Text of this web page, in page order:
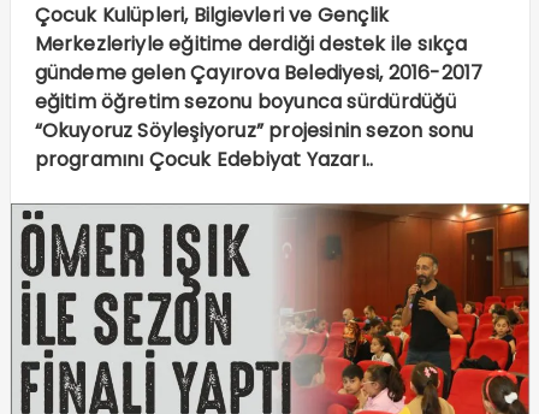
Çocuk Kulüpleri, Bilgievleri ve Gençlik
Merkezleriyle eğitime derdiği destek ile sıkça
gündeme gelen Çayırova Belediyesi, 2016-2017
eğitim öğretim sezonu boyunca sürdürdüğü
“Okuyoruz Söyleşiyoruz” projesinin sezon sonu
programını Çocuk Edebiyat Yazarı..